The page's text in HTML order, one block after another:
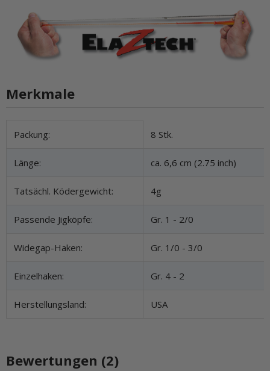
Merkmale
Produkteigenschaft
Wert
Packung: 8 Stk.
Länge: ca. 6,6 cm (2.75 inch)
Tatsächl. Ködergewicht: 4g
Passende Jigköpfe: Gr. 1 - 2/0
Widegap-Haken: Gr. 1/0 - 3/0
Einzelhaken: Gr. 4 - 2
Herstellungsland: USA
Bewertungen (2)